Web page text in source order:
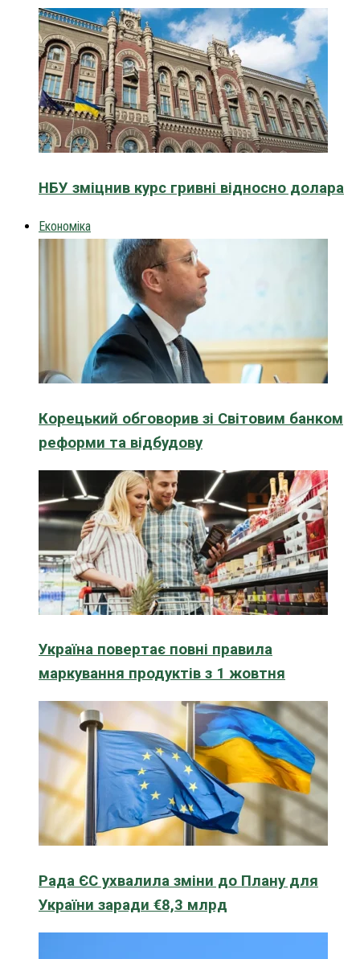
НБУ зміцнив курс гривні відносно долара
Економіка
Корецький обговорив зі Світовим банком
реформи та відбудову
Україна повертає повні правила
маркування продуктів з 1 жовтня
Рада ЄС ухвалила зміни до Плану для
України заради €8,3 млрд